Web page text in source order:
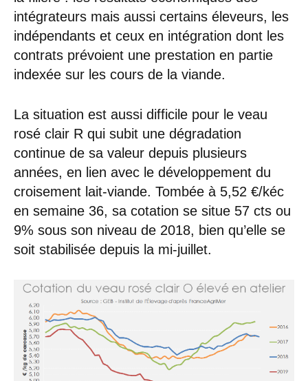
intégrateurs mais aussi certains éleveurs, les
indépendants et ceux en intégration dont les
contrats prévoient une prestation en partie
indexée sur les cours de la viande.
La situation est aussi difficile pour le veau
rosé clair R qui subit une dégradation
continue de sa valeur depuis plusieurs
années, en lien avec le développement du
croisement lait-viande. Tombée à 5,52 €/kéc
en semaine 36, sa cotation se situe 57 cts ou
9% sous son niveau de 2018, bien qu’elle se
soit stabilisée depuis la mi-juillet.